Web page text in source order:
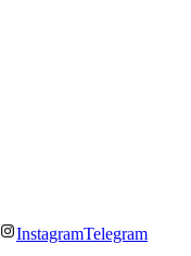
InstagramTelegram